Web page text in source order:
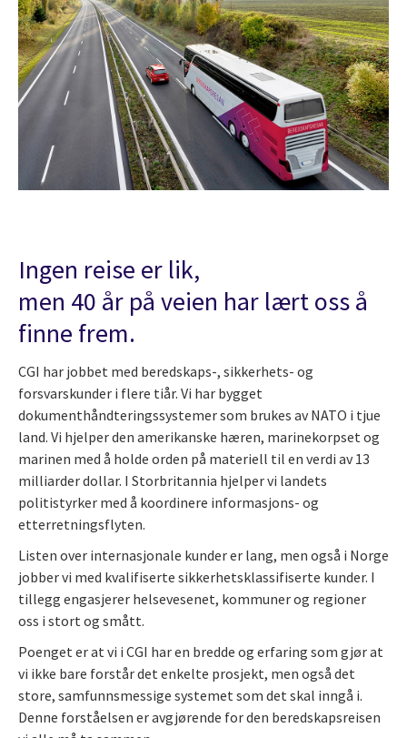
Ingen reise er lik,
men 40 år på veien har lært oss å
finne frem.
CGI har jobbet med beredskaps-, sikkerhets- og
forsvarskunder i flere tiår. Vi har bygget
dokumenthåndteringssystemer som brukes av NATO i tjue
land. Vi hjelper den amerikanske hæren, marinekorpset og
marinen med å holde orden på materiell til en verdi av 13
milliarder dollar. I Storbritannia hjelper vi landets
politistyrker med å koordinere informasjons- og
etterretningsflyten.
Listen over internasjonale kunder er lang, men også i Norge
jobber vi med kvalifiserte sikkerhetsklassifiserte kunder. I
tillegg engasjerer helsevesenet, kommuner og regioner
oss i stort og smått.
Poenget er at vi i CGI har en bredde og erfaring som gjør at
vi ikke bare forstår det enkelte prosjekt, men også det
store, samfunnsmessige systemet som det skal inngå i.
Denne forståelsen er avgjørende for den beredskapsreisen